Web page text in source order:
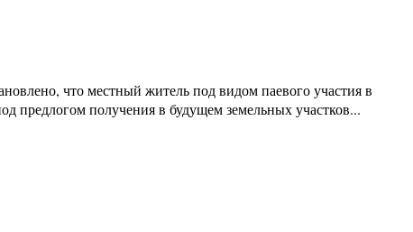
что местный житель под видом паевого участия в
предлогом получения в будущем земельных участков...